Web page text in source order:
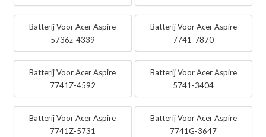
Batterij Voor Acer Aspire
5736z-4339
Batterij Voor Acer Aspire
7741-7870
Batterij Voor Acer Aspire
7741Z-4592
Batterij Voor Acer Aspire
5741-3404
Batterij Voor Acer Aspire
7741Z-5731
Batterij Voor Acer Aspire
7741G-3647